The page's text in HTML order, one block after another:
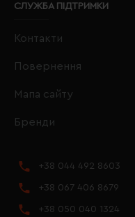
СЛУЖБА ПІДТРИМКИ
Контакти
Повернення
Мапа сайту
Бренди
+38 044 492 8603
+38 067 406 8679
+38 050 040 1324